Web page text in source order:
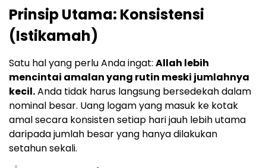
Prinsip Utama: Konsistensi
(Istikamah)
Satu hal yang perlu Anda ingat: Allah lebih
mencintai amalan yang rutin meski jumlahnya
kecil.Anda tidak harus langsung bersedekah dalam
nominal besar. Uang logam yang masuk ke kotak
amal secara konsisten setiap hari jauh lebih utama
daripada jumlah besar yang hanya dilakukan
setahun sekali.